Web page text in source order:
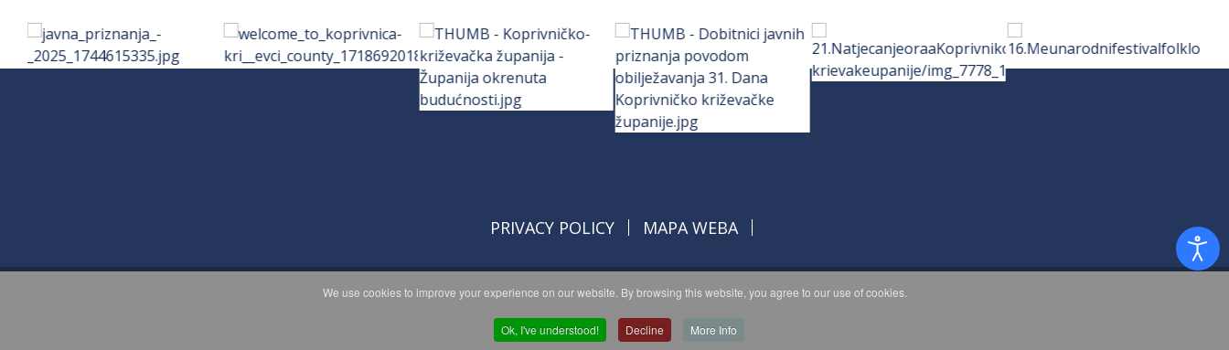
PRIVACY POLICY MAPA WEBA
Copyright © 2026 Koprivničko - križevačka županija. All Rights Reserved.
© 2018 Your Company. Designed By
JoomShaper
We use cookies to improve your experience on our website. By browsing this website, you agree to our use of cookies.
Ok, I've understood! Decline More Info